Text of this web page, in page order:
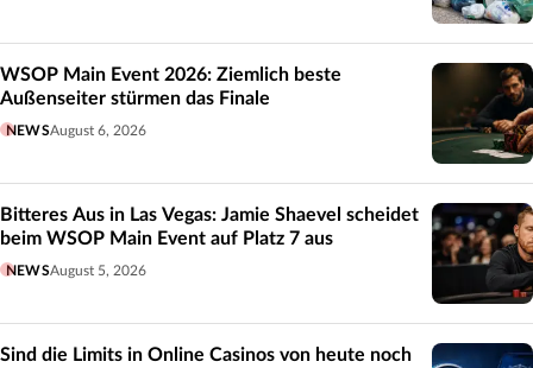
WSOP Main Event 2026: Ziemlich beste
Außenseiter stürmen das Finale
NEWSAugust 6, 2026
Bitteres Aus in Las Vegas: Jamie Shaevel scheidet
beim WSOP Main Event auf Platz 7 aus
NEWSAugust 5, 2026
Sind die Limits in Online Casinos von heute noch